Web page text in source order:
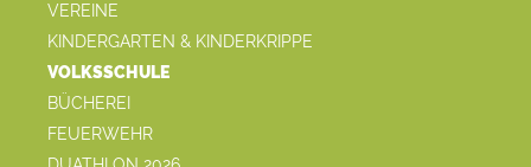
VEREINE
KINDERGARTEN & KINDERKRIPPE
VOLKSSCHULE
BÜCHEREI
FEUERWEHR